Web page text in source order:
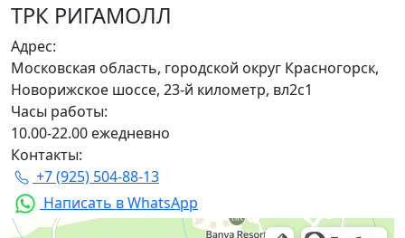
ТРК РИГАМОЛЛ
Адрес:
Московская область, городской округ Красногорск,
Новорижское шоссе, 23-й километр, вл2с1
Часы работы:
10.00-22.00 ежедневно
Контакты:
+7 (925) 504-88-13
Написать в WhatsApp